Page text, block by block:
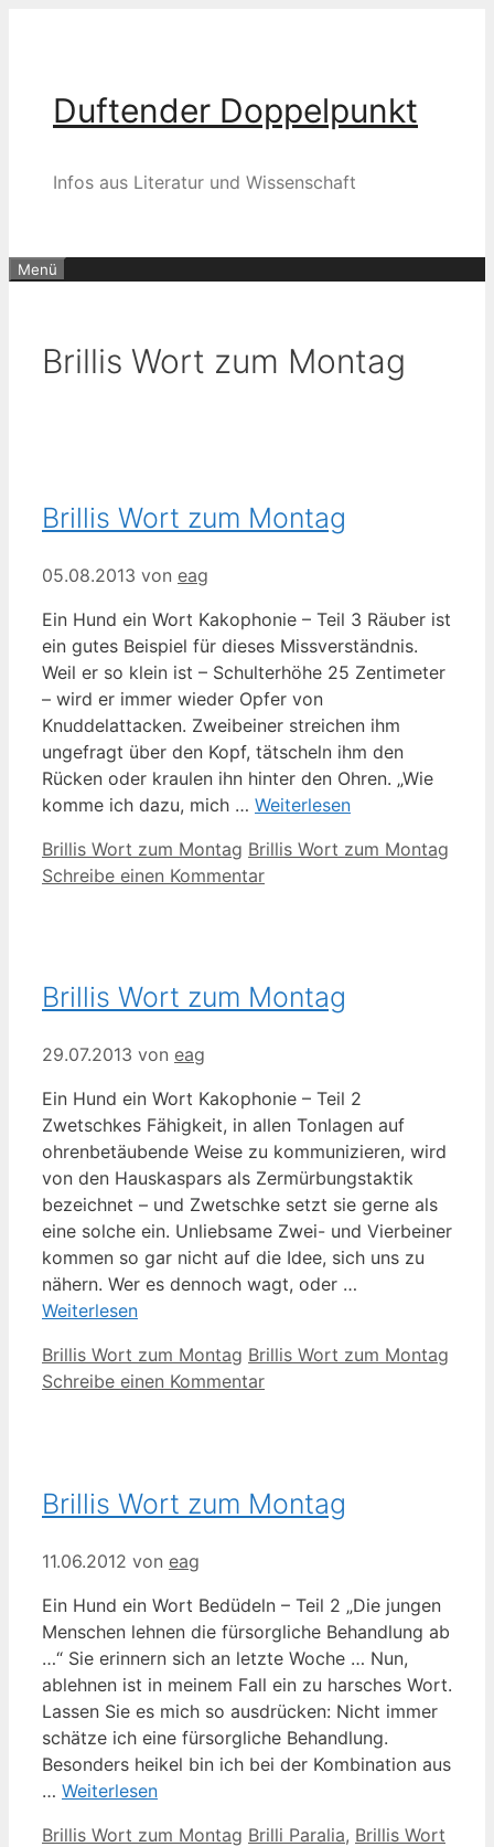
Duftender Doppelpunkt
Infos aus Literatur und Wissenschaft
Menü
Brillis Wort zum Montag
Brillis Wort zum Montag
05.08.2013 von eag
Ein Hund ein Wort Kakophonie – Teil 3 Räuber ist
ein gutes Beispiel für dieses Missverständnis.
Weil er so klein ist – Schulterhöhe 25 Zentimeter
– wird er immer wieder Opfer von
Knuddelattacken. Zweibeiner streichen ihm
ungefragt über den Kopf, tätscheln ihm den
Rücken oder kraulen ihn hinter den Ohren. „Wie
komme ich dazu, mich … Weiterlesen
Kategorien
Brillis Wort zum Montag Schlagwörter
Brillis Wort zum Montag
Schreibe einen Kommentar
Brillis Wort zum Montag
29.07.2013 von eag
Ein Hund ein Wort Kakophonie – Teil 2
Zwetschkes Fähigkeit, in allen Tonlagen auf
ohrenbetäubende Weise zu kommunizieren, wird
von den Hauskaspars als Zermürbungstaktik
bezeichnet – und Zwetschke setzt sie gerne als
eine solche ein. Unliebsame Zwei- und Vierbeiner
kommen so gar nicht auf die Idee, sich uns zu
nähern. Wer es dennoch wagt, oder …
Weiterlesen
Kategorien
Brillis Wort zum Montag Schlagwörter
Brillis Wort zum Montag
Schreibe einen Kommentar
Brillis Wort zum Montag
11.06.2012 von eag
Ein Hund ein Wort Bedüdeln – Teil 2 „Die jungen
Menschen lehnen die fürsorgliche Behandlung ab
…“ Sie erinnern sich an letzte Woche … Nun,
ablehnen ist in meinem Fall ein zu harsches Wort.
Lassen Sie es mich so ausdrücken: Nicht immer
schätze ich eine fürsorgliche Behandlung.
Besonders heikel bin ich bei der Kombination aus
… Weiterlesen
Kategorien
Brillis Wort zum Montag Schlagwörter
Brilli Paralia, Brillis Wort